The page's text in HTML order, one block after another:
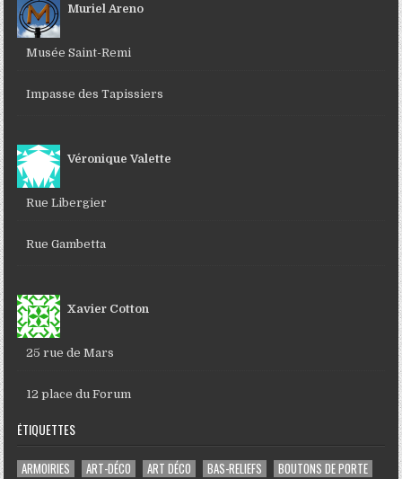
Muriel Areno
Musée Saint-Remi
Impasse des Tapissiers
Véronique Valette
Rue Libergier
Rue Gambetta
Xavier Cotton
25 rue de Mars
12 place du Forum
ÉTIQUETTES
ARMOIRIES ART-DÉCO ART DÉCO BAS-RELIEFS
BOUTONS DE PORTE